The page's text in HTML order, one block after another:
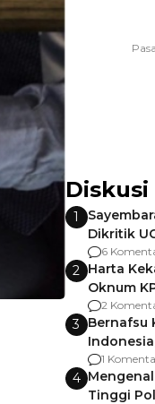
Diskusi
1
Dikritik
Gagalnya
6
2 Harta
Oknum
Pemalang
2
3 Bernafsu
1
4
Tinggi